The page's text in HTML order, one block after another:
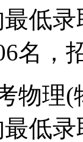
低
名，
物理
低